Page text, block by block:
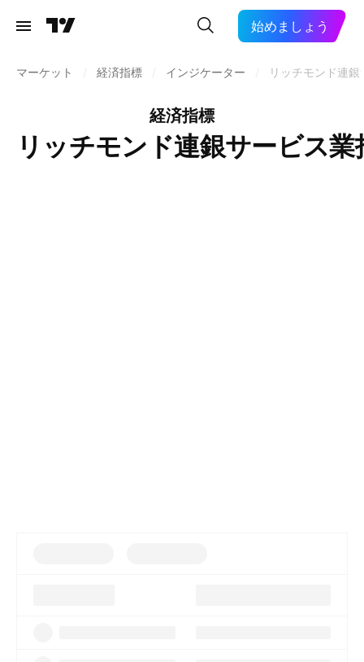
始めましょう
マーケット 経済指標 インジケーター リッチモンド連
経済指標
リッチモンド連銀サービス業